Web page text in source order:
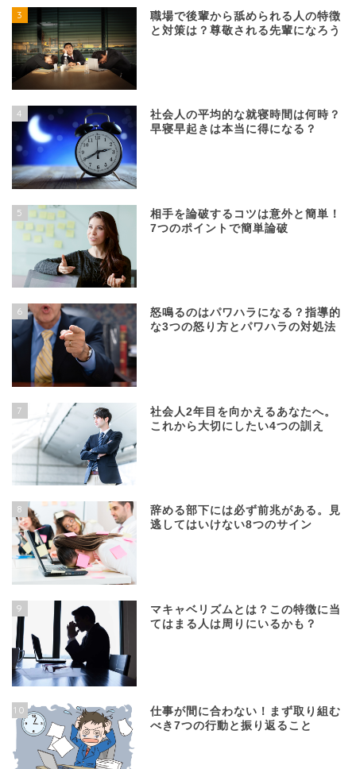
3
職場で後輩から舐められる人の特徴
と対策は？尊敬される先輩になろう
4
社会人の平均的な就寝時間は何時？
早寝早起きは本当に得になる？
5
相手を論破するコツは意外と簡単！
7つのポイントで簡単論破
6
怒鳴るのはパワハラになる？指導的
な3つの怒り方とパワハラの対処法
7
社会人2年目を向かえるあなたへ。
これから大切にしたい4つの訓え
8
辞める部下には必ず前兆がある。見
逃してはいけない8つのサイン
9
マキャベリズムとは？この特徴に当
てはまる人は周りにいるかも？
10
仕事が間に合わない！まず取り組む
べき7つの行動と振り返ること